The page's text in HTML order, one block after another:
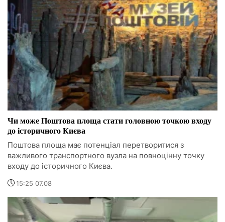
Чи може Поштова площа стати головною точкою входу
до історичного Києва
Поштова площа має потенціал перетворитися з
важливого транспортного вузла на повноцінну точку
входу до історичного Києва.
15:25 07.08